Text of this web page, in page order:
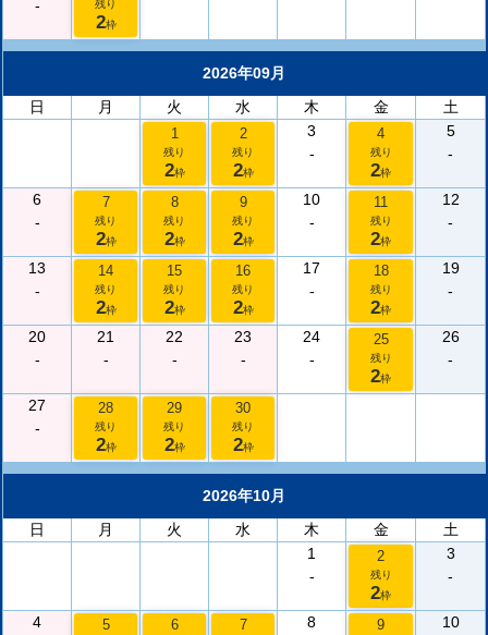
- 残り
2枠
2026年09月
日
月 火 水 木 金 土
1
残り
2枠
2
残り
2枠
3
-
4
残り
2枠
5
-
6
-
7
残り
2枠
8
残り
2枠
9
残り
2枠
10
-
11
残り
2枠
12
-
13
-
14
残り
2枠
15
残り
2枠
16
残り
2枠
17
-
18
残り
2枠
19
-
20
-
21
-
22
-
23
-
24
-
25
残り
2枠
26
-
27
-
28
残り
2枠
29
残り
2枠
30
残り
2枠
2026年10月
日
月 火 水 木 金
土
1
-
2
残り
2枠
3
-
4
5 6 7
8
9
10